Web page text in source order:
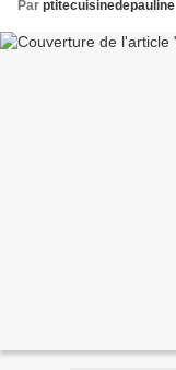
Par ptitecuisinedepauline